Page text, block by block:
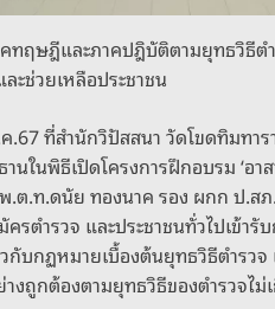
ทฤษฎีและภาคปฎิบัติตามยุทธวิธีต
ะช่วยเหลือประชาชน
.67 ที่สำนักวิปัสสนา วัดโขดทิมทา
นในพิธีเปิดโครงการฝึกอบรม ‘อ
.ต.ท.ดนัย ทองนาค รอง ผกก ป.ส
ครตำรวจ และประชาชนทั่วไปเข้า
บกฏหมายเบื้องต้นยุทธวิธีตำรวจ
งถูกต้องตามยุทธวิธีของตำรวจไ